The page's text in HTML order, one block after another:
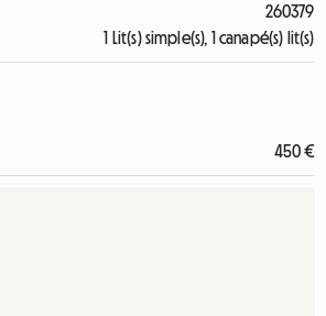
260379
1 Lit(s) simple(s), 1 canapé(s) lit(s)
450 €